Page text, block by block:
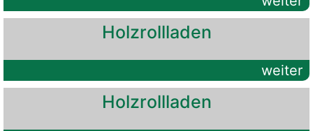
Holzrollladen
weiter
Holzrollladen